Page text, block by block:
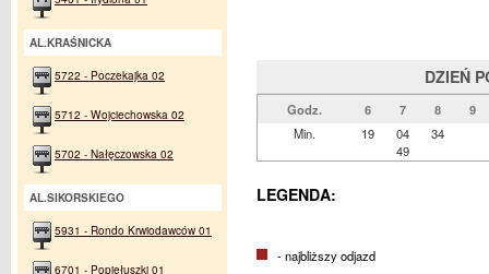
DZIEŃ
Godz. 6 7 8
9
Min.
19
04
49
34
LEGENDA:
- najbliższy odjazd
AL.KRAŚNICKA
5722 - Poczekajka 02
5712 - Wojciechowska 02
5702 - Nałęczowska 02
AL.SIKORSKIEGO
5931 - Rondo Krwiodawców 01
6701 - Popiełuszki 01